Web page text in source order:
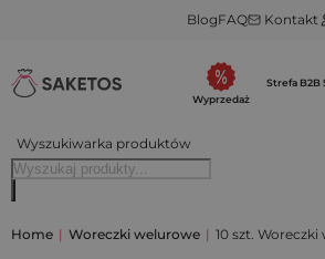
BlogFAQ Kontakt
Wyszukiwarka produktów
Wyprzedaż
Strefa B2B
Home | Woreczki welurowe | 10 szt.